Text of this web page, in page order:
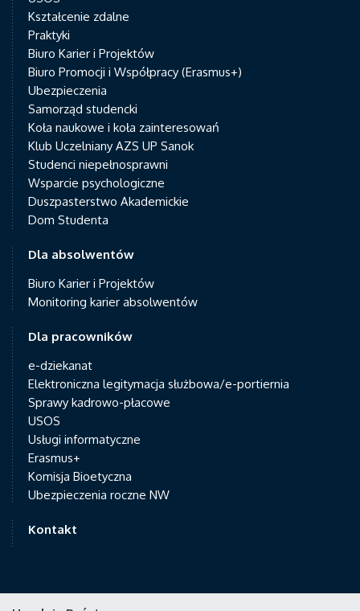
Kształcenie zdalne
Praktyki
Biuro Karier i Projektów
Biuro Promocji i Współpracy (Erasmus+)
Ubezpieczenia
Samorząd studencki
Koła naukowe i koła zainteresowań
Klub Uczelniany AZS UP Sanok
Studenci niepełnosprawni
Wsparcie psychologiczne
Duszpasterstwo Akademickie
Dom Studenta
Dla absolwentów
Biuro Karier i Projektów
Monitoring karier absolwentów
Dla pracowników
e-dziekanat
Elektroniczna legitymacja służbowa/e-portiernia
Sprawy kadrowo-płacowe
USOS
Usługi informatyczne
Erasmus+
Komisja Bioetyczna
Ubezpieczenia roczne NW
Kontakt